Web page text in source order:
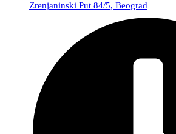
Zrenjaninski Put 84/5, Beograd